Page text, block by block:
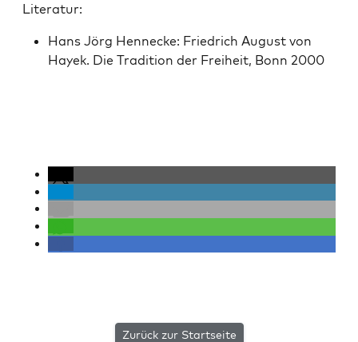
Lit­er­atur:
Hans Jörg Hen­necke: Friedrich August von
Hayek. Die Tra­di­tion der Frei­heit, Bonn 2000
Zurück zur Startseite